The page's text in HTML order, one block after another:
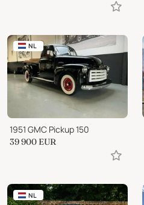
NL
1951 GMC Pickup 150
39 900 EUR
NL